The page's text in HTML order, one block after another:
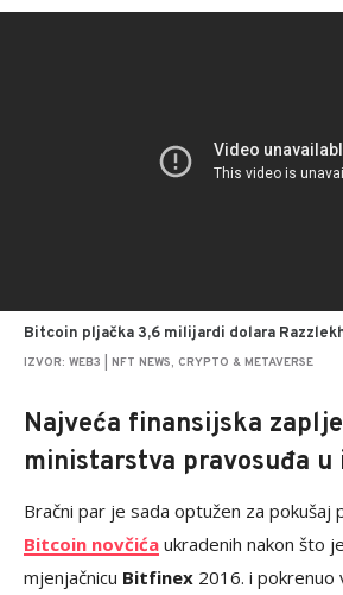
Bitcoin pljačka 3,6 milijardi dolara
IZVOR: WEB3 | NFT NEWS, CRYPTO & METAVERSE
Najveća finansijska
ministarstva pravosuđa
Bračni par je sada optužen za pokušaj
Bitcoin novčića ukradenih nakon što
mjenjačnicu Bitfinex 2016. i pokrenuo